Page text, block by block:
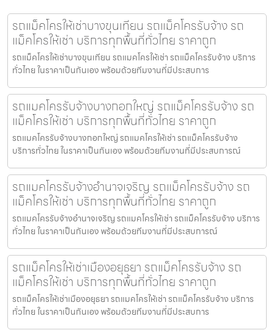
รถแม็คโครให้เช่าบางขุนเทียน รถแม็คโครรับจ้าง รถ
แม็คโครให้เช่า บริการทุกพื้นที่ทั่วไทย ราคาถูก
รถแม็คโครให้เช่าบางขุนเทียน รถแมคโครให้เช่า รถแม็คโครรับจ้าง บริการ
ทั่วไทย ในราคาเป็นกันเอง พร้อมด้วยทีมงานที่มีประสบการ
รถแมคโครรับจ้างบางกอกใหญ่ รถแม็คโครรับจ้าง รถ
แม็คโครให้เช่า บริการทุกพื้นที่ทั่วไทย ราคาถูก
รถแมคโครรับจ้างบางกอกใหญ่ รถแมคโครให้เช่า รถแม็คโครรับจ้าง
บริการทั่วไทย ในราคาเป็นกันเอง พร้อมด้วยทีมงานที่มีประสบการณ์
รถแมคโครรับจ้างอำนาจเจริญ รถแม็คโครรับจ้าง รถ
แม็คโครให้เช่า บริการทุกพื้นที่ทั่วไทย ราคาถูก
รถแมคโครรับจ้างอำนาจเจริญ รถแมคโครให้เช่า รถแม็คโครรับจ้าง บริการ
ทั่วไทย ในราคาเป็นกันเอง พร้อมด้วยทีมงานที่มีประสบการณ์
รถแม็คโครให้เช่าเมืองอยุธยา รถแม็คโครรับจ้าง รถ
แม็คโครให้เช่า บริการทุกพื้นที่ทั่วไทย ราคาถูก
รถแม็คโครให้เช่าเมืองอยุธยา รถแมคโครให้เช่า รถแม็คโครรับจ้าง บริการ
ทั่วไทย ในราคาเป็นกันเอง พร้อมด้วยทีมงานที่มีประสบการ